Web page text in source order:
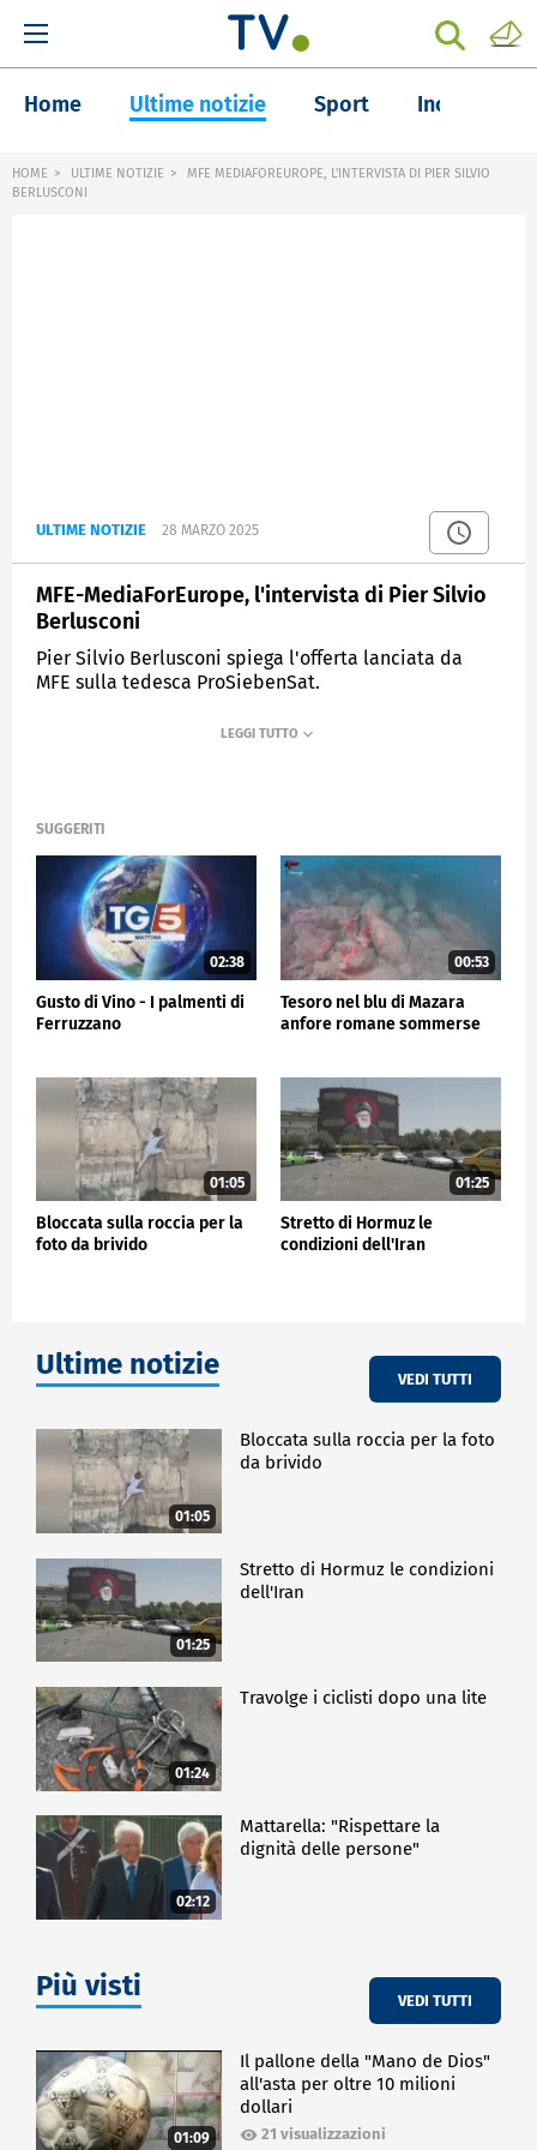
Home Ultime notizie Sport Inchieste
HOME ULTIME NOTIZIE
MFE MEDIAFOREUROPE, L'INTERVISTA DI PIER SILVIO
BERLUSCONI
ULTIME NOTIZIE 28 MARZO 2025
MFE-MediaForEurope, l'intervista di Pier Silvio
Berlusconi
Pier Silvio Berlusconi spiega l'offerta lanciata da
MFE sulla tedesca ProSiebenSat.
SUGGERITI
02:38
Gusto di Vino - I palmenti di
Ferruzzano
00:53
Tesoro nel blu di Mazara
anfore romane sommerse
01:05
Bloccata sulla roccia per la
foto da brivido
01:25
Stretto di Hormuz le
condizioni dell'Iran
Ultime notizie VEDI TUTTI
01:05
Bloccata sulla roccia per la foto
da brivido
01:25
Stretto di Hormuz le condizioni
dell'Iran
01:24
Travolge i ciclisti dopo una lite
02:12
Mattarella: "Rispettare la
dignità delle persone"
Più visti VEDI TUTTI
01:09
Il pallone della "Mano de Dios"
all'asta per oltre 10 milioni
dollari
21 visualizzazioni